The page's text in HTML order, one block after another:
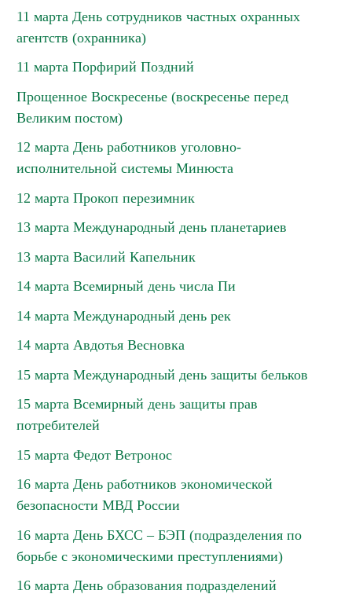
11 марта День сотрудников частных охранных
агентств (охранника)
11 марта Порфирий Поздний
Прощенное Воскресенье (воскресенье перед
Великим постом)
12 марта День работников уголовно-
исполнительной системы Минюста
12 марта Прокоп перезимник
13 марта Международный день планетариев
13 марта Василий Капельник
14 марта Всемирный день числа Пи
14 марта Международный день рек
14 марта Авдотья Весновка
15 марта Международный день защиты бельков
15 марта Всемирный день защиты прав
потребителей
15 марта Федот Ветронос
16 марта День работников экономической
безопасности МВД России
16 марта День БХСС – БЭП (подразделения по
борьбе с экономическими преступлениями)
16 марта День образования подразделений